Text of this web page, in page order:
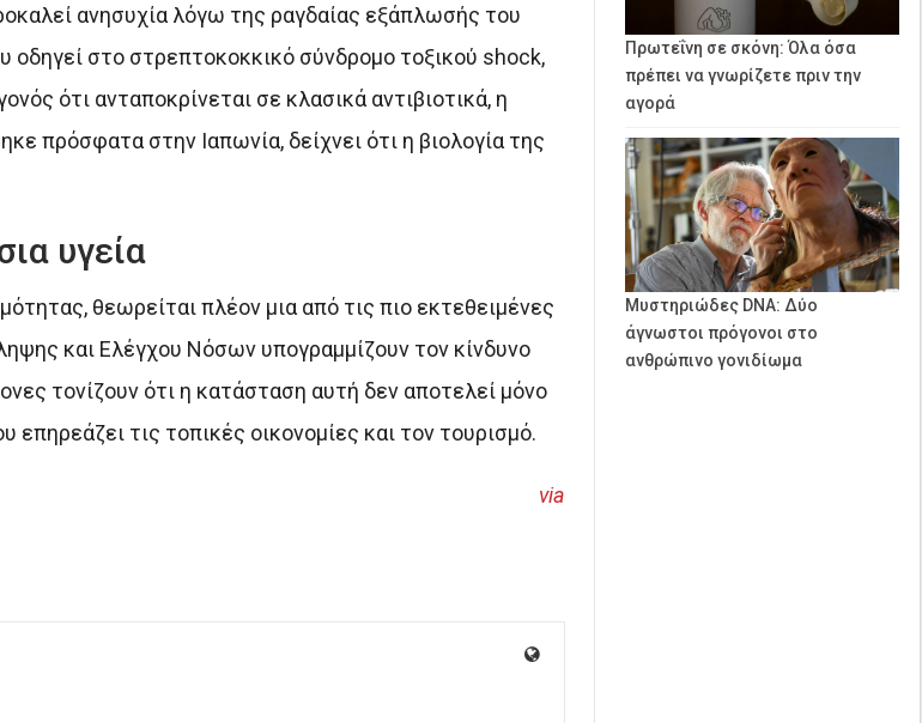
ανησυχία λόγω της ραγδαίας εξάπλωσής του
στο στρεπτοκοκκικό σύνδρομο τοξικού shock,
ότι ανταποκρίνεται σε κλασικά αντιβιοτικά, η
πρόσφατα στην Ιαπωνία, δείχνει ότι η βιολογία της
υγεία
θεωρείται πλέον μια από τις πιο εκτεθειμένες
και Ελέγχου Νόσων υπογραμμίζουν τον κίνδυνο
τονίζουν ότι η κατάσταση αυτή δεν αποτελεί μόνο
τις τοπικές οικονομίες και τον τουρισμό.
via
Πρωτεΐνη σε σκόνη: Όλα όσα
πρέπει να γνωρίζετε πριν την
αγορά
Μυστηριώδες DNA: Δύο
άγνωστοι πρόγονοι στο
ανθρώπινο γονιδίωμα